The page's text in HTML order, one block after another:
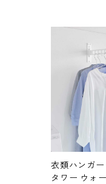
衣類ハンガ
タワー ウォ